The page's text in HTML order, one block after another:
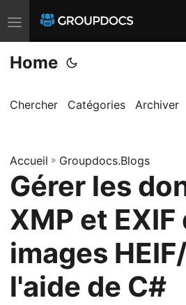
T
o
g
l
a
v
i
g
a
i
o
Home
Chercher Catégories Archiver
Accueil » Groupdocs.Blogs
Gérer les
XMP et EXIF
images
l'aide de C#